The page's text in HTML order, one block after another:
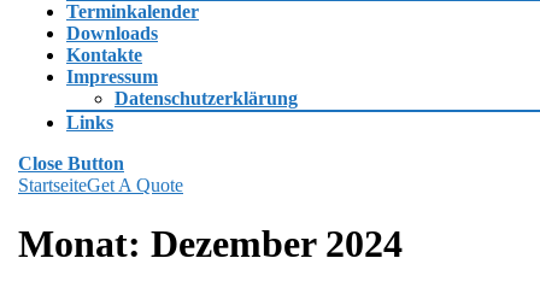
Terminkalender
Downloads
Kontakte
Impressum
Datenschutzerklärung
Links
Close Button
StartseiteGet A Quote
Monat: Dezember 2024